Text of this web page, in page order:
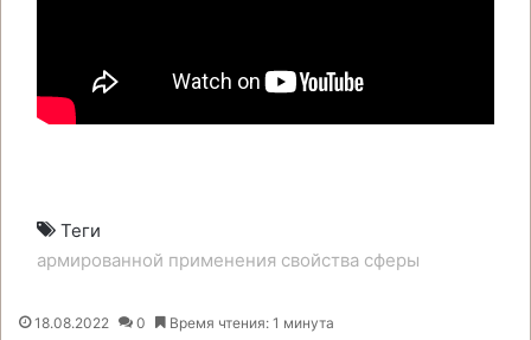
Теги
армированной применения свойства сферы
18.08.2022 0 Время чтения: 1 минута